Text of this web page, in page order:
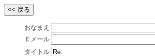
おなまえ
Ｅメール
タイトル